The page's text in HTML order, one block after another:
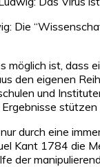
Die
möglich ist,
den eigenen
und
durch eine
Kant 1784 die
der